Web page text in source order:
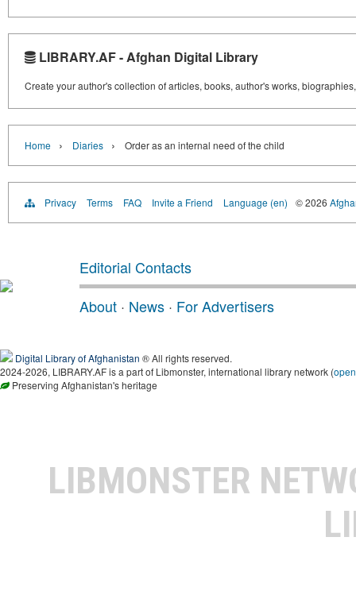
LIBRARY.AF - Afghan Digital Library
Create your author's collection of articles, books, author's works,
Home › Diaries › Order as an internal need of the child
Privacy Terms FAQ Invite a Friend Language (en) © 2026
Editorial Contacts
About · News · For Advertisers
Digital Library of Afghanistan ® All rights reserved.
2024-2026, LIBRARY.AF is a part of Libmonster, international library network (
Preserving Afghanistan's heritage
LIBMONSTER